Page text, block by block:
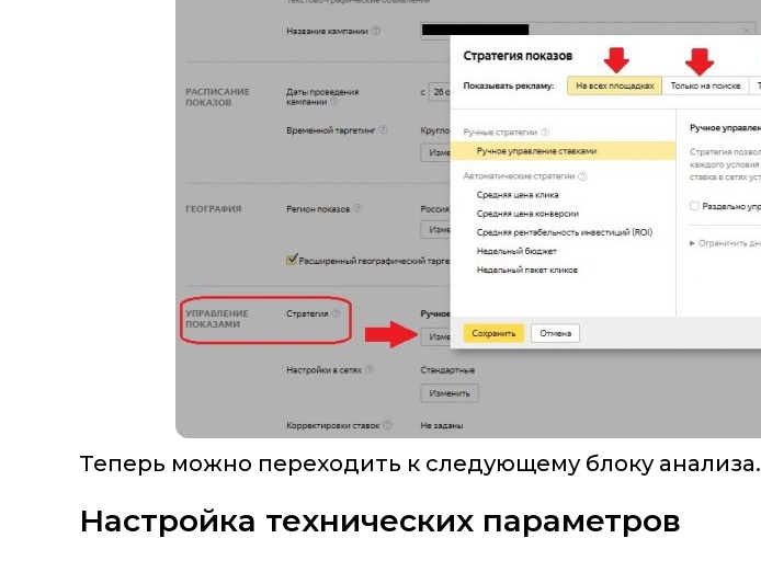
Теперь можно переходить к следующему блоку анализа.
Настройка технических параметров